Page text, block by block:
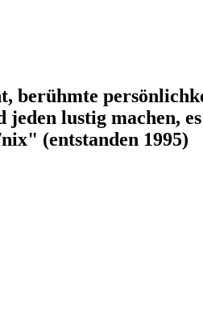
lustig machen,
(entstanden 1995)